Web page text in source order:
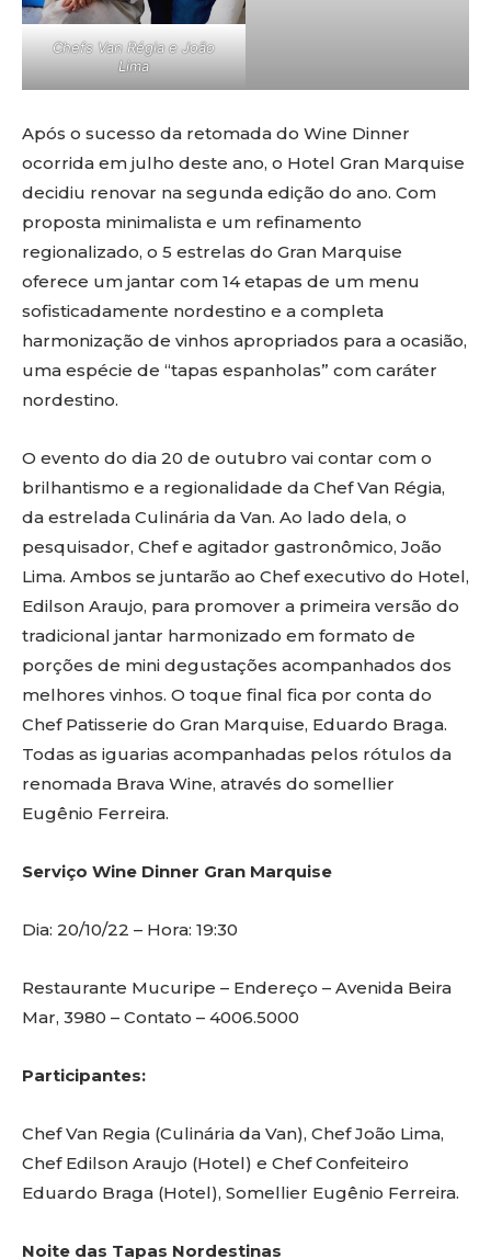
Chefs Van Régia e João
Lima
Após o sucesso da retomada do Wine Dinner
ocorrida em julho deste ano, o Hotel Gran Marquise
decidiu renovar na segunda edição do ano. Com
proposta minimalista e um refinamento
regionalizado, o 5 estrelas do Gran Marquise
oferece um jantar com 14 etapas de um menu
sofisticadamente nordestino e a completa
harmonização de vinhos apropriados para a ocasião,
uma espécie de “tapas espanholas” com caráter
nordestino.
O evento do dia 20 de outubro vai contar com o
brilhantismo e a regionalidade da Chef Van Régia,
da estrelada Culinária da Van. Ao lado dela, o
pesquisador, Chef e agitador gastronômico, João
Lima. Ambos se juntarão ao Chef executivo do Hotel,
Edilson Araujo, para promover a primeira versão do
tradicional jantar harmonizado em formato de
porções de mini degustações acompanhados dos
melhores vinhos. O toque final fica por conta do
Chef Patisserie do Gran Marquise, Eduardo Braga.
Todas as iguarias acompanhadas pelos rótulos da
renomada Brava Wine, através do somellier
Eugênio Ferreira.
Serviço Wine Dinner Gran Marquise
Dia: 20/10/22 – Hora: 19:30
Restaurante Mucuripe – Endereço – Avenida Beira
Mar, 3980 – Contato – 4006.5000
Participantes:
Chef Van Regia (Culinária da Van), Chef João Lima,
Chef Edilson Araujo (Hotel) e Chef Confeiteiro
Eduardo Braga (Hotel), Somellier Eugênio Ferreira.
Noite das Tapas Nordestinas